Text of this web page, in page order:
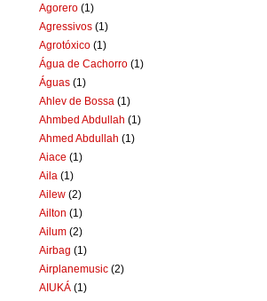
Agorero (1)
Agressivos (1)
Agrotóxico (1)
Água de Cachorro (1)
Águas (1)
Ahlev de Bossa (1)
Ahmbed Abdullah (1)
Ahmed Abdullah (1)
Aiace (1)
Aila (1)
Ailew (2)
Ailton (1)
Ailum (2)
Airbag (1)
Airplanemusic (2)
AIUKÁ (1)